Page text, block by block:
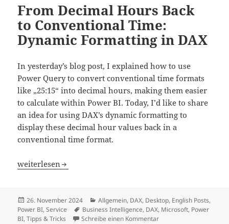
From Decimal Hours Back
to Conventional Time:
Dynamic Formatting in DAX
In yesterday’s blog post, I explained how to use
Power Query to convert conventional time formats
like „25:15“ into decimal hours, making them easier
to calculate within Power BI. Today, I’d like to share
an idea for using DAX’s dynamic formatting to
display these decimal hour values back in a
conventional time format.
From Decimal Hours Back to Conventional Time:
weiterlesen
Veröffentlicht
am
26. November 2024 Kategorien
Allgemein, DAX, Desktop, English Posts,
Power BI,Service Schlagwörter
Business Intelligence, DAX, Microsoft, Power
BI,Tipps & Tricks Schreibe einen Kommentarzu From Decimal Hours